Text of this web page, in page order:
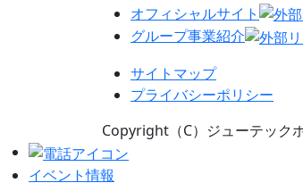
オフィシャルサイト
グループ事業紹介
サイトマップ
プライバシーポリシー
Copyright（C）ジューテック
イベント情報